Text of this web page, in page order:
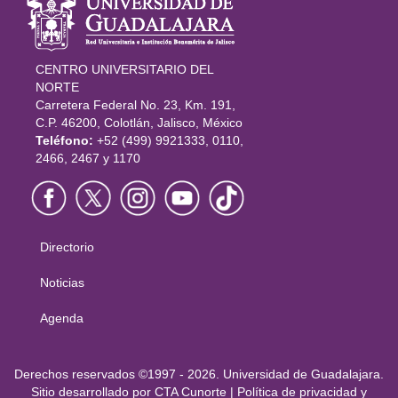
del portal
CENTRO UNIVERSITARIO DEL
NORTE
Carretera Federal No. 23, Km. 191,
C.P. 46200, Colotlán, Jalisco, México
Teléfono: +52 (499) 9921333, 0110,
2466, 2467 y 1170
Menú
principal
Directorio
Noticias
Agenda
Derechos
Derechos reservados ©1997 - 2026. Universidad de Guadalajara.
Sitio desarrollado por CTA Cunorte | Política de privacidad y